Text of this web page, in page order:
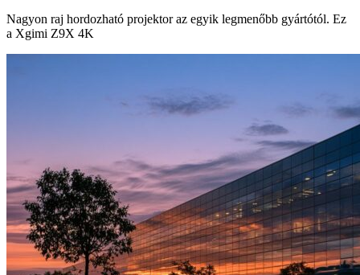
Nagyon raj hordozható projektor az egyik legmenőbb gyártótól. Ez
a Xgimi Z9X 4K